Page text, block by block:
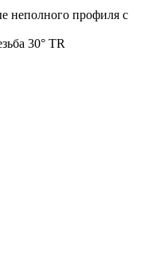
неполного профиля с
30° TR